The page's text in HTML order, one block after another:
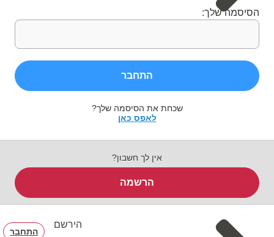
הסיסמה שלך:
התחבר
שכחת את הסיסמה שלך?
לאפס כאן
אין לך חשבון?
הרשמה
הירשם
התחבר